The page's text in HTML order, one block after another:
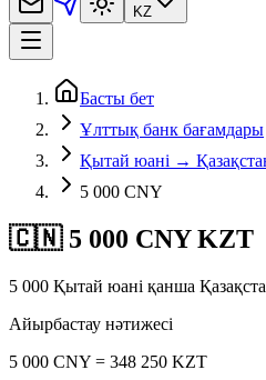
KZ
Басты бет
Ұлттық банк бағамдары
Қытай юані →
5 000 CNY
🇨🇳 5 000 CNY KZT
5 000 Қытай юані қанша
Айырбастау нәтижесі
5 000 CNY = 348 250 KZT